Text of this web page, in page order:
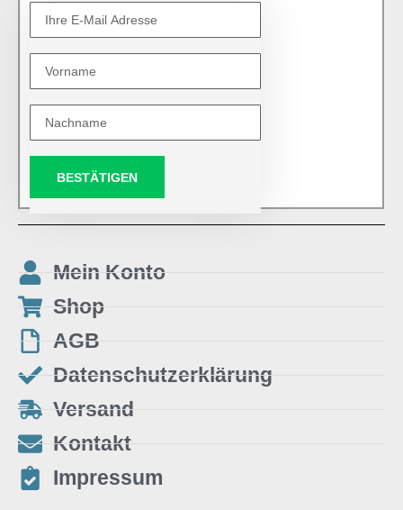
BESTÄTIGEN
Mein Konto
Shop
AGB
Datenschutzerklärung
Versand
Kontakt
Impressum